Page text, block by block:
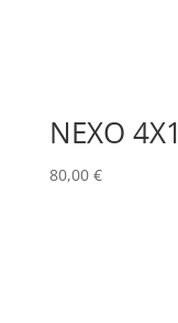
NEXO 4X1
80,00 €